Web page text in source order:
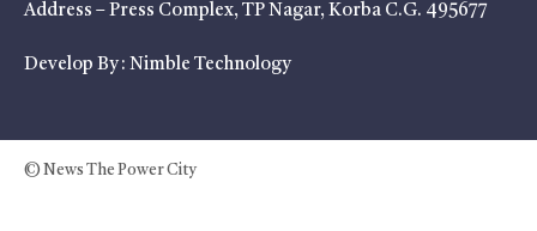
Address – Press Complex, TP Nagar, Korba C.G. 495677
Develop By : Nimble Technology
© News The Power City